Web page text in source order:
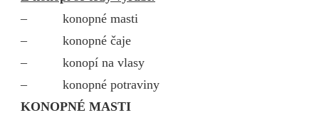
– konopné masti
– konopné čaje
– konopí na vlasy
– konopné potraviny
KONOPNÉ MASTI